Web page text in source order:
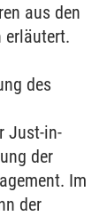
aus den
erläutert.
des
Just-in-
der
Im
der